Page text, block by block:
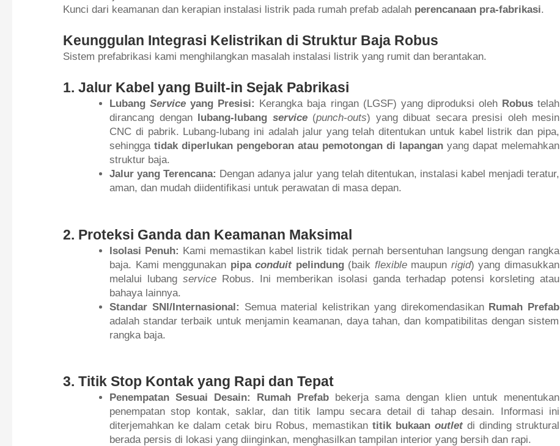
Kunci dari keamanan dan kerapian instalasi listrik pada rumah prefab adalah perencanaan pra-fabrikasi.
Keunggulan Integrasi Kelistrikan di Struktur Baja Robus
Sistem prefabrikasi kami menghilangkan masalah instalasi listrik yang rumit dan berantakan.
1. Jalur Kabel yang Built-in Sejak Pabrikasi
LubangService yang Presisi: Kerangka baja ringan (LGSF) yang diproduksi oleh Robustelah
dirancang dengan lubang-lubang service(punch-outs) yang dibuat secara presisi oleh mesin
CNC di pabrik. Lubang-lubang ini adalah jalur yang telah ditentukan untuk kabel listrik dan pipa,
sehingga tidak diperlukan pengeboran atau pemotongan di lapangan yang dapat melemahkan
struktur baja.
Jalur yang Terencana: Dengan adanya jalur yang telah ditentukan, instalasi kabel menjadi teratur,
aman, dan mudah diidentifikasi untuk perawatan di masa depan.
2. Proteksi Ganda dan Keamanan Maksimal
Isolasi Penuh: Kami memastikan kabel listrik tidak pernah bersentuhan langsung dengan rangka
baja. Kami menggunakan pipaconduitpelindung(baik flexiblemaupun rigid) yang dimasukkan
melalui lubang service Robus. Ini memberikan isolasi ganda terhadap potensi korsleting atau
bahaya lainnya.
Standar SNI/Internasional: Semua material kelistrikan yang direkomendasikan Rumah Prefab
adalah standar terbaik untuk menjamin keamanan, daya tahan, dan kompatibilitas dengan sistem
rangka baja.
3. Titik Stop Kontak yang Rapi dan Tepat
Penempatan Sesuai Desain: Rumah Prefab bekerja sama dengan klien untuk menentukan
penempatan stop kontak, saklar, dan titik lampu secara detail di tahap desain. Informasi ini
diterjemahkan ke dalam cetak biru Robus, memastikan titik bukaan outletdi dinding struktural
berada persis di lokasi yang diinginkan, menghasilkan tampilan interior yang bersih dan rapi.